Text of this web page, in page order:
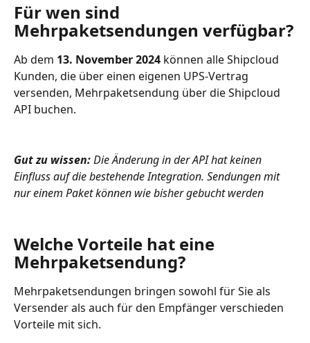
Für wen sind
Mehrpaketsendungen verfügbar?
Ab dem 13. November 2024 können alle Shipcloud
Kunden, die über einen eigenen UPS-Vertrag
versenden, Mehrpaketsendung über die Shipcloud
API buchen.
Gut zu wissen: Die Änderung in der API hat keinen
Einfluss auf die bestehende Integration. Sendungen mit
nur einem Paket können wie bisher gebucht werden
Welche Vorteile hat eine
Mehrpaketsendung?
Mehrpaketsendungen bringen sowohl für Sie als
Versender als auch für den Empfänger verschieden
Vorteile mit sich.